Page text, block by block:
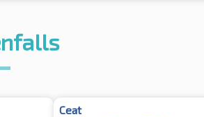
Ceat